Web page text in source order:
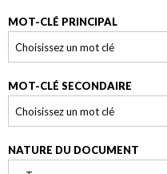
MOT-CLÉ PRINCIPAL
MOT-CLÉ SECONDAIRE
NATURE DU DOCUMENT